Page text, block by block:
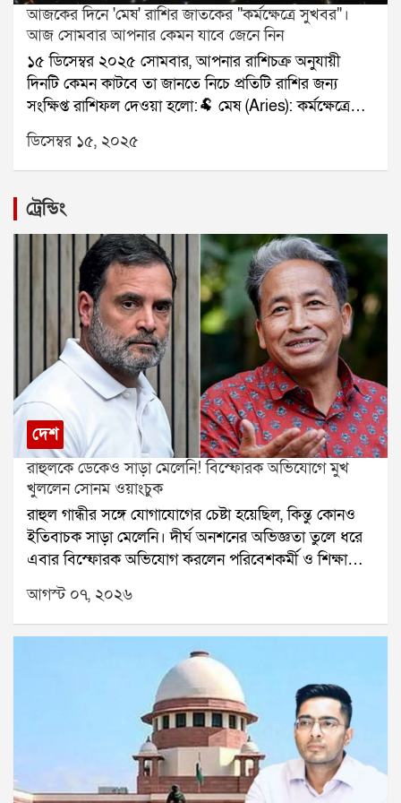
আজকের দিনে 'মেষ' রাশির জাতকের "কর্মক্ষেত্রে সুখবর"।
আজ সোমবার আপনার কেমন যাবে জেনে নিন
১৫ ডিসেম্বর ২০২৫ সোমবার, আপনার রাশিচক্র অনুযায়ী
দিনটি কেমন কাটবে তা জানতে নিচে প্রতিটি রাশির জন্য
সংক্ষিপ্ত রাশিফল দেওয়া হলো:🐏 মেষ (Aries): কর্মক্ষেত্রে
সুখবর।🐂 বৃষ (Taurus): পরিবারের দায়িত্ব।👥 মিথুন
(Gemini): সৃজনশীল কাজে সাফল্য।🦀 কর্কট (Cancer):
ক্লান্তি বাড়বে।🦁 সিংহ (Leo): আর্থিক লাভ।🌾 কন্যা (Virgo):
প্রেমে স্বস্তি।⚖️ তুলা (Libra): ভ্রমণের প্রস্তুতি।🦂 বৃশ্চিক
(Scorpio): অর্থ ফেরত সম্ভাবনা।🏹 ধনু (Sagittarius): কাজ
সফল।🐐 মকর (Capricorn): ভুল বোঝাবুঝি দূর।🌊 কুম্ভ
(Aquarius): সহায়তা মিলবে।🐟 মীন (Pisces): নথিপত্র
ভালো যাবে।যে কোনও সমস্যার স্থায়ী সমাধানের জন্য
যোগাযোগ করুনঃ শ্রী সূপর্ণ (জ্যোতিষী)যোগাযোগঃ
৯৮৩০০৬৫২৪০, ওয়েবসাইটঃ www.srisuparna.com
ডিসেম্বর ১৫, ২০২৫
ট্রেন্ডিং
দেশ
রাহুলকে ডেকেও সাড়া মেলেনি! বিস্ফোরক অভিযোগে মুখ
খুললেন সোনম ওয়াংচুক
রাহুল গান্ধীর সঙ্গে যোগাযোগের চেষ্টা হয়েছিল, কিন্তু কোনও
ইতিবাচক সাড়া মেলেনি। দীর্ঘ অনশনের অভিজ্ঞতা তুলে ধরে
এবার বিস্ফোরক অভিযোগ করলেন পরিবেশকর্মী ও শিক্ষাবিদ
সোনম ওয়াংচুক। শুধু রাহুল গান্ধী নন, কেন্দ্রীয় মন্ত্রীদের দেওয়া
প্রতিশ্রুতিও রক্ষা করা হয়নি বলে দাবি করেছেন তিনি। সেই
কারণেই এখন সব রাজনৈতিক নেতার উপর থেকে তাঁর আস্থা
উঠে গিয়েছে বলে জানিয়েছেন সোনম।নিট প্রশ্নফাঁসের প্রতিবাদ
এবং দেশের শিক্ষা ব্যবস্থায় সংস্কারের দাবিতে যন্তর মন্তরে
টানা ছাব্বিশ দিন অনশন করেছিলেন সোনম ওয়াংচুক। সম্প্রতি
এক সাক্ষাৎকারে তিনি জানান, তাঁর স্ত্রী গীতাঞ্জলী চেয়েছিলেন
বিরোধী দলনেতা রাহুল গান্ধীর উপস্থিতিতে অনশন ভাঙতে।
সেই উদ্দেশ্যে রাহুল গান্ধীর সঙ্গে একাধিকবার যোগাযোগের
চেষ্টা করা হলেও কোনও ইতিবাচক সাড়া পাওয়া যায়নি।
আগস্ট ০৭, ২০২৬